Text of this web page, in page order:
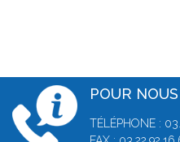
POUR
TÉLÉPHONE :